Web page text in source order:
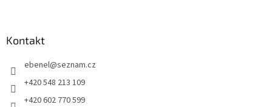
Kontakt
ebenel@seznam.cz
+420 548 213 109
+420 602 770 599